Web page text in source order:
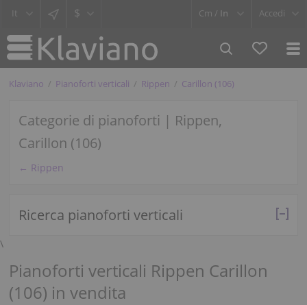
$ Cm / In Accedi
Klaviano Pianoforti verticali Rippen Carillon (106)
Categorie di pianoforti | Rippen,
Carillon (106)
← Rippen
Ricerca pianoforti verticali
\
Pianoforti verticali Rippen Carillon
(106) in vendita